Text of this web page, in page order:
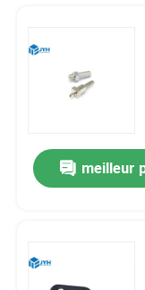
Contrôle de
Nouvelles
Demandez une
meilleur